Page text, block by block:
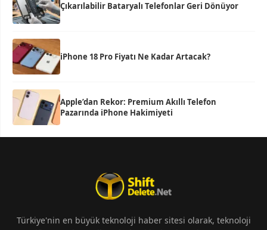
Çıkarılabilir Bataryalı Telefonlar Geri Dönüyor
iPhone 18 Pro Fiyatı Ne Kadar Artacak?
Apple’dan Rekor: Premium Akıllı Telefon
Pazarında iPhone Hakimiyeti
Türkiye'nin en büyük teknoloji haber sitesi olarak, teknoloji